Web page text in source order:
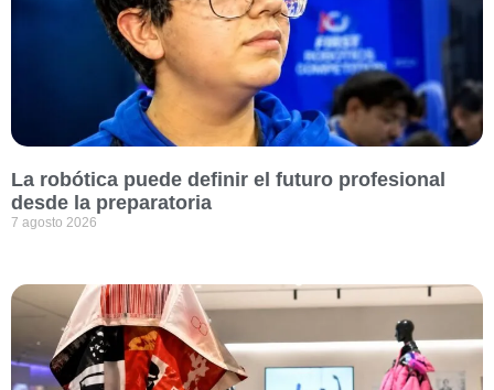
La robótica puede definir el futuro profesional
desde la preparatoria
7 agosto 2026